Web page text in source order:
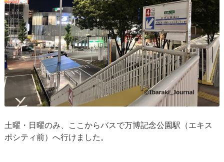
土曜・日曜のみ、ここからバスで万博記念公園駅（エキス
ポシティ前）へ行けました。